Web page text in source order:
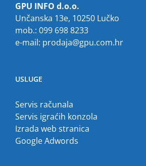
GPU INFO d.o.o.
Unčanska 13e, 10250 Lučko
mob.: 099 698 8233
e-mail: prodaja@gpu.com.hr
USLUGE
Servis računala
Servis igraćih konzola
Izrada web stranica
Google Adwords